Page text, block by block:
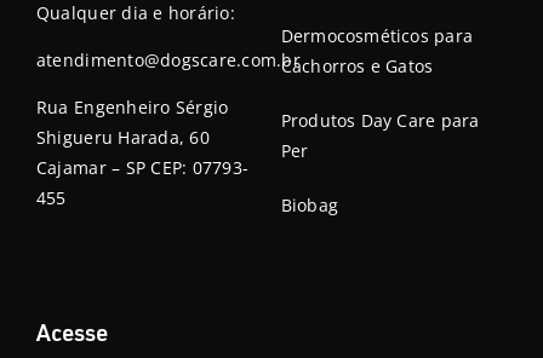
Qualquer dia e horário:
atendimento@dogscare.com.br
Rua Engenheiro Sérgio
Shigueru Harada, 60
Cajamar – SP CEP: 07793-
455
Dermocosméticos para
Cachorros e Gatos
Produtos Day Care para
Per
Biobag
Acesse